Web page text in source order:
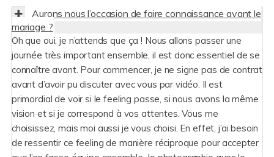
Aurons nous l’occasion de faire connaissance avant le
mariage ?
Oh que oui, je n’attends que ça ! Nous allons passer une
journée très important ensemble, il est donc essentiel de se
connaître avant. Pour commencer, je ne signe pas de contrat
avant d’avoir pu discuter avec vous par vidéo. Il est
primordial de voir si le feeling passe, si nous avons la même
vision et si je correspond à vos attentes. Vous me
choisissez, mais moi aussi je vous choisi. En effet, j’ai besoin
de ressentir ce feeling de manière réciproque pour accepter